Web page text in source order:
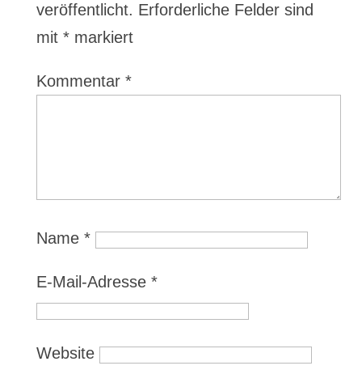
veröffentlicht. Erforderliche Felder sind
mit *markiert
Kommentar *
Name *
E-Mail-Adresse *
Website